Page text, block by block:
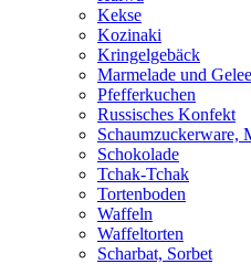
Kekse
Kozinaki
Kringelgebäck
Marmelade und Gelee
Pfefferkuchen
Russisches Konfekt
Schaumzuckerware,
Schokolade
Tchak-Tchak
Tortenboden
Waffeln
Waffeltorten
Scharbat, Sorbet